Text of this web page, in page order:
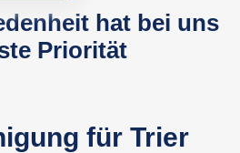
hat bei uns
Priorität
für Trier